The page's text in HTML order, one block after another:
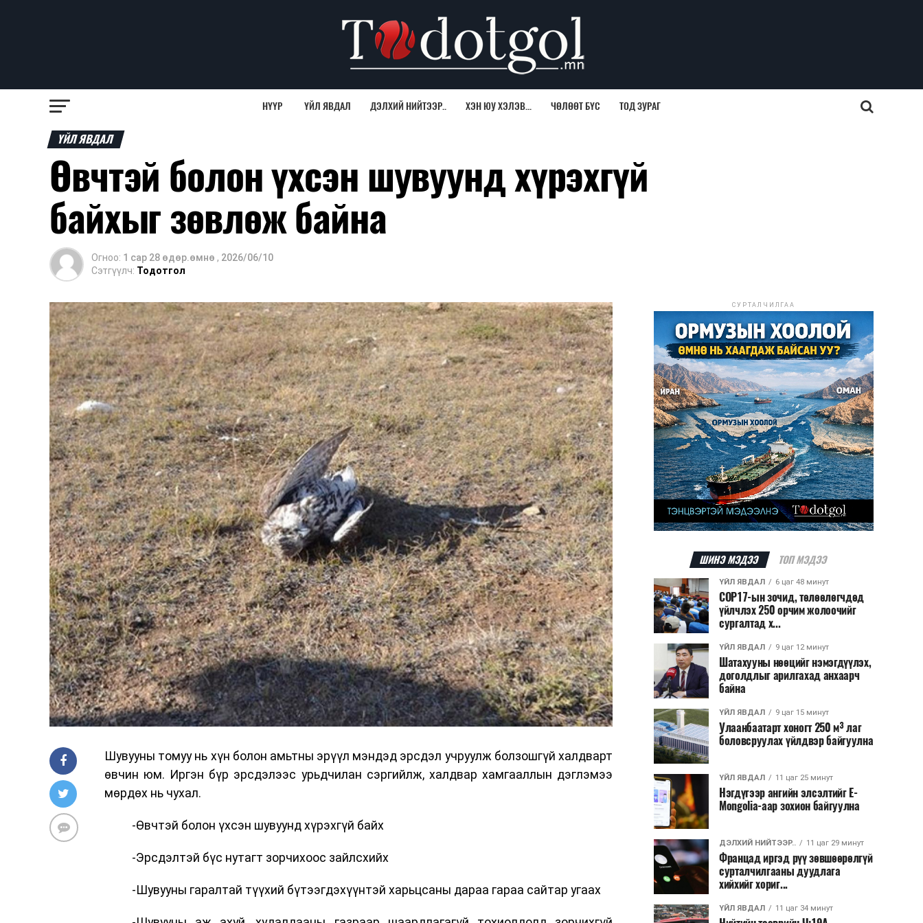
НҮҮР ҮЙЛ ЯВДАЛ ДЭЛХИЙ НИЙТЭЭР.. ХЭН ЮУ ХЭЛЭВ... ЧӨЛӨӨТ БҮС ТОД ЗУРАГ
ҮЙЛ ЯВДАЛ
Өвчтэй болон үхсэн шувуунд хүрэхгүй
байхыг зөвлөж байна
Огноо: 1 сар 28 өдөр.өмнө , 2026/06/10
Сэтгүүлч: Тодотгол
Шувууны томуу нь хүн болон амьтны эрүүл мэндэд эрсдэл учруулж болзошгүй халдварт
өвчин юм. Иргэн бүр эрсдэлээс урьдчилан сэргийлж, халдвар хамгааллын дэглэмээ
мөрдөх нь чухал.
-Өвчтэй болон үхсэн шувуунд хүрэхгүй байх
-Эрсдэлтэй бүс нутагт зорчихоос зайлсхийх
-Шувууны гаралтай түүхий бүтээгдэхүүнтэй харьцсаны дараа гараа сайтар угаах
СУРТАЛЧИЛГАА
ШИНЭ МЭДЭЭ ТОП МЭДЭЭ
ҮЙЛ ЯВДАЛ 6 цаг 48 минут
COP17-ын зочид, төлөөлөгчдөд
үйлчлэх 250 орчим жолоочийг
сургалтад х...
ҮЙЛ ЯВДАЛ 9 цаг 12 минут
Шатахууны нөөцийг нэмэгдүүлэх,
доголдлыг арилгахад анхаарч
байна
ҮЙЛ ЯВДАЛ 9 цаг 15 минут
Улаанбаатарт хоногт 250 м³ лаг
боловсруулах үйлдвэр байгуулна
ҮЙЛ ЯВДАЛ 11 цаг 25 минут
Нэгдүгээр ангийн элсэлтийг E-
Mongolia-аар зохион байгуулна
ДЭЛХИЙ НИЙТЭЭР.. 11 цаг 29 минут
Францад иргэд рүү зөвшөөрөлгүй
сурталчилгааны дуудлага
хийхийг хориг...
ҮЙЛ ЯВДАЛ 11 цаг 34 минут